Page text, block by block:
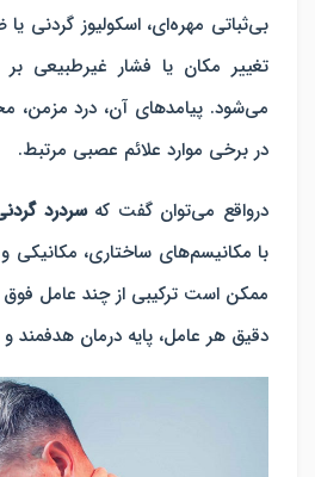
بی‌ثباتی مهره‌ای، اسکولیوز گردنی
تغییر مکان یا فشار غیرطبیعی بر
می‌شود. پیامدهای آن، درد مزمن،
در برخی موارد علائم عصبی مرتبط.
درواقع می‌توان گفت که سردرد
با مکانیسم‌های ساختاری،
ممکن است ترکیبی از چند عامل
دقیق هر عامل، پایه درمان